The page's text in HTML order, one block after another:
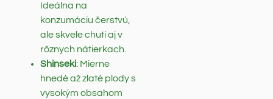
Ideálna na
konzumáciu čerstvú,
ale skvele chutí aj v
rôznych nátierkach.
Shinseki: Mierne
hnedé až zlaté plody s
vysokým obsahom